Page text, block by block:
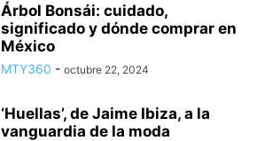
Árbol Bonsái: cuidado,
significado y dónde comprar en
México
MTY360 - octubre 22, 2024
‘Huellas’, de Jaime Ibiza, a la
vanguardia de la moda